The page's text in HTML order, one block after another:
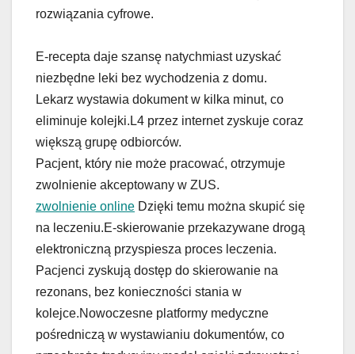
rozwiązania cyfrowe.
E-recepta daje szansę natychmiast uzyskać
niezbędne leki bez wychodzenia z domu.
Lekarz wystawia dokument w kilka minut, co
eliminuje kolejki.L4 przez internet zyskuje coraz
większą grupę odbiorców.
Pacjent, który nie może pracować, otrzymuje
zwolnienie akceptowany w ZUS.
zwolnienie online Dzięki temu można skupić się
na leczeniu.E-skierowanie przekazywane drogą
elektroniczną przyspiesza proces leczenia.
Pacjenci zyskują dostęp do skierowanie na
rezonans, bez konieczności stania w
kolejce.Nowoczesne platformy medyczne
pośredniczą w wystawianiu dokumentów, co